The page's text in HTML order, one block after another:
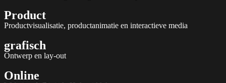
Product
Productvisualisatie, productanimatie en interactieve media
grafisch
Ontwerp en lay-out
Online